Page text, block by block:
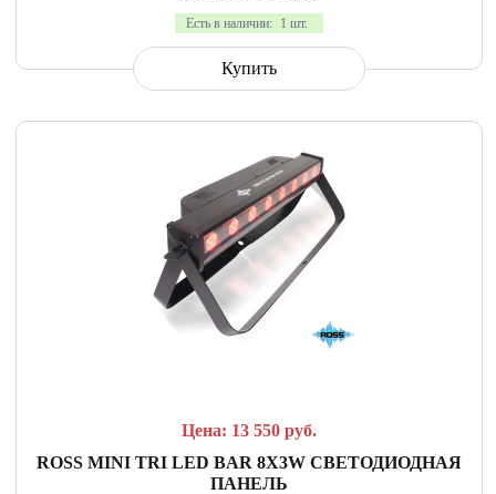
Есть в наличии: 1 шт.
Купить
В ИЗБРАННОЕ
Цена: 13 550 руб.
ROSS MINI TRI LED BAR 8X3W СВЕТОДИОДНАЯ
ПАНЕЛЬ